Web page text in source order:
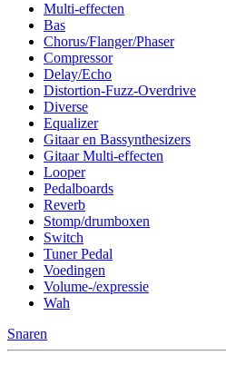
Multi-effecten
Bas
Chorus/Flanger/Phaser
Compressor
Delay/Echo
Distortion-Fuzz-Overdrive
Diverse
Equalizer
Gitaar en Bassynthesizers
Gitaar Multi-effecten
Looper
Pedalboards
Reverb
Stomp/drumboxen
Switch
Tuner Pedal
Voedingen
Volume-/expressie
Wah
Snaren